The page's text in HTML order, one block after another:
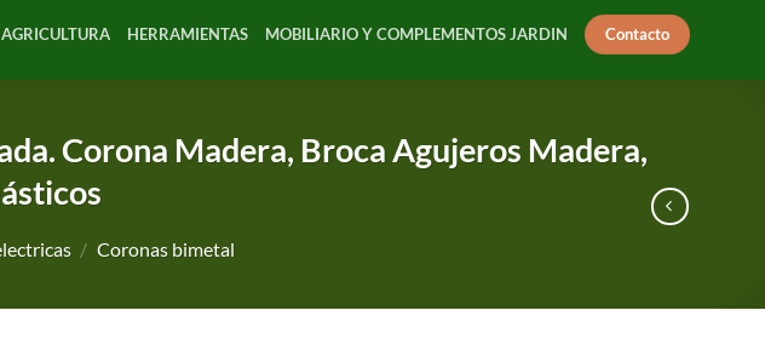
HERRAMIENTAS MOBILIARIO Y COMPLEMENTOS JARDIN Contacto
Corona Madera, Broca Agujeros Madera,
/ Coronas bimetal